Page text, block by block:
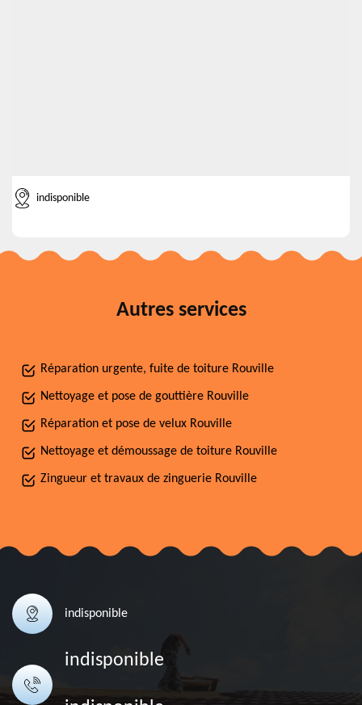
indisponible
Autres services
Réparation urgente, fuite de toiture Rouville
Nettoyage et pose de gouttière Rouville
Réparation et pose de velux Rouville
Nettoyage et démoussage de toiture Rouville
Zingueur et travaux de zinguerie Rouville
indisponible
indisponible